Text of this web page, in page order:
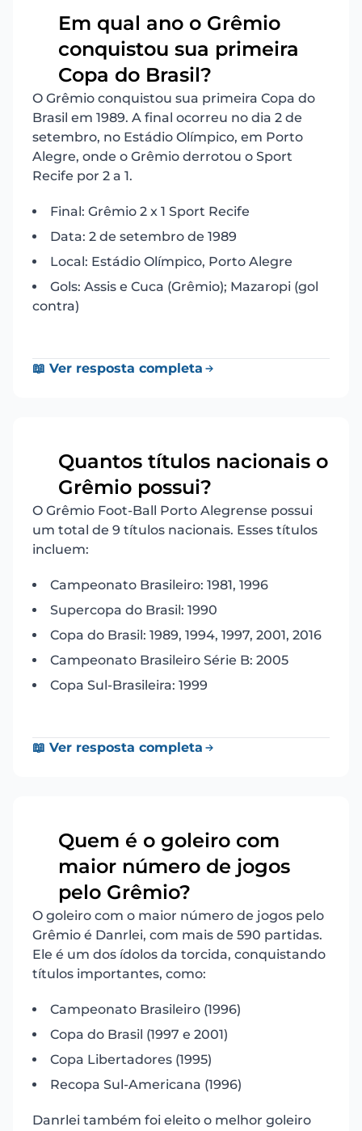
Em qual ano o Grêmio
conquistou sua primeira
Copa do Brasil?
O Grêmio conquistou sua primeira Copa do
Brasil em 1989. A final ocorreu no dia 2 de
setembro, no Estádio Olímpico, em Porto
Alegre, onde o Grêmio derrotou o Sport
Recife por 2 a 1.
Final: Grêmio 2 x 1 Sport Recife
Data: 2 de setembro de 1989
Local: Estádio Olímpico, Porto Alegre
Gols: Assis e Cuca (Grêmio); Mazaropi (gol
contra)
📖 Ver resposta completa
Quantos títulos nacionais o
Grêmio possui?
O Grêmio Foot-Ball Porto Alegrense possui
um total de 9 títulos nacionais. Esses títulos
incluem:
Campeonato Brasileiro: 1981, 1996
Supercopa do Brasil: 1990
Copa do Brasil: 1989, 1994, 1997, 2001, 2016
Campeonato Brasileiro Série B: 2005
Copa Sul-Brasileira: 1999
📖 Ver resposta completa
Quem é o goleiro com
maior número de jogos
pelo Grêmio?
O goleiro com o maior número de jogos pelo
Grêmio é Danrlei, com mais de 590 partidas.
Ele é um dos ídolos da torcida, conquistando
títulos importantes, como:
Campeonato Brasileiro (1996)
Copa do Brasil (1997 e 2001)
Copa Libertadores (1995)
Recopa Sul-Americana (1996)
Danrlei também foi eleito o melhor goleiro